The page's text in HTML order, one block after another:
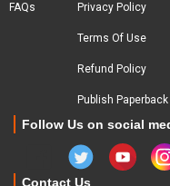
FAQs Privacy Policy
Terms Of Use
Refund Policy
Publish Paperback
Follow Us on social
Contact Us